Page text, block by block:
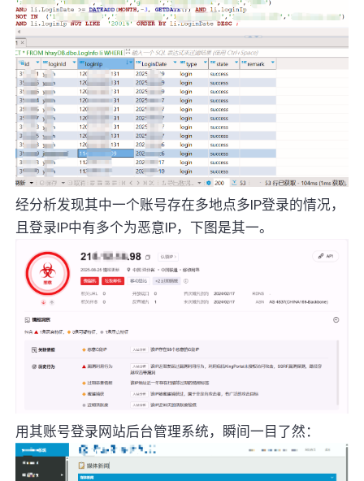
经分析发现其中一个账号存在多地点多IP登录的情况，
且登录IP中有多个为恶意IP，下图是其一。
用其账号登录网站后台管理系统，瞬间一目了然：